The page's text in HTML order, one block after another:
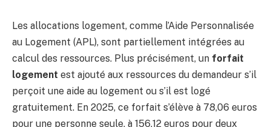
Les allocations logement, comme l’Aide Personnalisée
au Logement (APL), sont partiellement intégrées au
calcul des ressources. Plus précisément, un forfait
logement est ajouté aux ressources du demandeur s’il
perçoit une aide au logement ou s’il est logé
gratuitement. En 2025, ce forfait s’élève à 78,06 euros
pour une personne seule, à 156,12 euros pour deux